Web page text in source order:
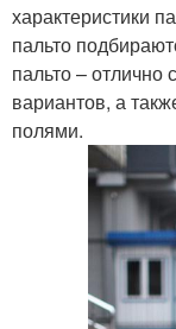
характеристики
пальто
пальто – отлично
вариантов, а
полями.